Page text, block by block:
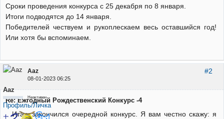
Сроки проведения конкурса с 25 декабря по 8 января.
Итоги подводятся до 14 января.
Победителей чествуем и рукоплескаем весь оставшийся год!
Или хотя бы вспоминаем.
#2
Aaz
08-01-2023 06:25
Aaz
Неактивен
Профиль/Личка
Re: Ежгодный Рождественский Конкурс -4
Итак, закончился очередной конкурс. Я вам честно скажу: я